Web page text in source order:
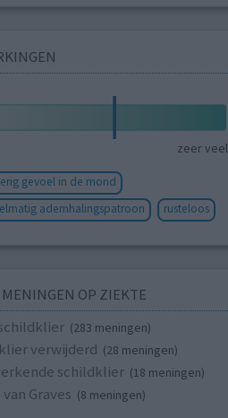
zeer veel
gevoel in de mond
ademhalingspatroon
rusteloos
MENINGEN OP ZIEKTE
(283 meningen)
verwijderd (28 meningen)
schildklier (18 meningen)
Graves (8 meningen)